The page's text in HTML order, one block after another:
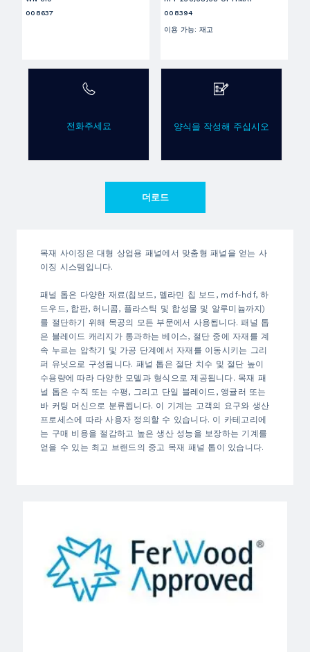
008637
008394
이용 가능: 재고
전화주세요 양식을 작성해 주십시오
더로드
목재 사이징은 대형 상업용 패널에서 맞춤형 패널을 얻는 사
이징 시스템입니다.
패널 톱은 다양한 재료(칩보드, 멜라민 칩 보드, mdf-hdf, 하
드우드, 합판, 허니콤, 플라스틱 및 합성물 및 알루미늄까지)
를 절단하기 위해 목공의 모든 부문에서 사용됩니다. 패널 톱
은 블레이드 캐리지가 통과하는 베이스, 절단 중에 자재를 계
속 누르는 압착기 및 가공 단계에서 자재를 이동시키는 그리
퍼 유닛으로 구성됩니다. 패널 톱은 절단 치수 및 절단 높이
수용량에 따라 다양한 모델과 형식으로 제공됩니다. 목재 패
널 톱은 수직 또는 수평, 그리고 단일 블레이드, 앵귤러 또는
바 커팅 머신으로 분류됩니다. 이 기계는 고객의 요구와 생산
프로세스에 따라 사용자 정의할 수 있습니다. 이 카테고리에
는 구매 비용을 절감하고 높은 생산 성능을 보장하는 기계를
얻을 수 있는 최고 브랜드의 중고 목재 패널 톱이 있습니다.